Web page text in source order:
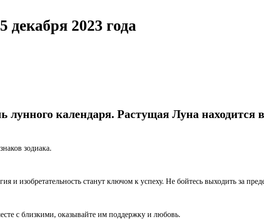
декабря 2023 года
лунного календаря. Растущая Луна находится
зодиака.
и изобретательность станут ключом к успеху. Не бойтесь выходить за
с близкими, оказывайте им поддержку и любовь.